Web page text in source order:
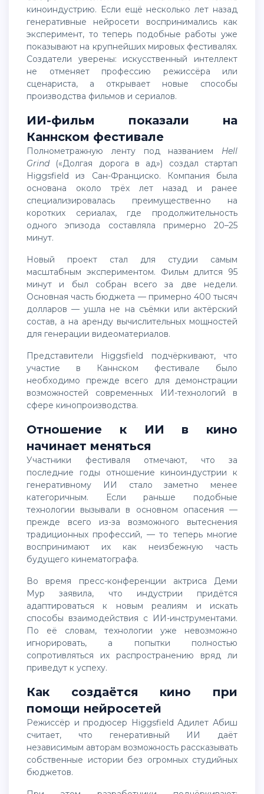
киноиндустрию. Если ещё несколько лет назад
генеративные нейросети воспринимались как
эксперимент, то теперь подобные работы уже
показывают на крупнейших мировых фестивалях.
Создатели уверены: искусственный интеллект
не отменяет профессию режиссёра или
сценариста, а открывает новые способы
производства фильмов и сериалов.
ИИ-фильм показали на
Каннском фестивале
Полнометражную ленту под названием Hell
Grind(«Долгая дорога в ад») создал стартап
Higgsfield из Сан-Франциско. Компания была
основана около трёх лет назад и ранее
специализировалась преимущественно на
коротких сериалах, где продолжительность
одного эпизода составляла примерно 20–25
минут.
Новый проект стал для студии самым
масштабным экспериментом. Фильм длится 95
минут и был собран всего за две недели.
Основная часть бюджета — примерно 400 тысяч
долларов — ушла не на съёмки или актёрский
состав, а на аренду вычислительных мощностей
для генерации видеоматериалов.
Представители Higgsfield подчёркивают, что
участие в Каннском фестивале было
необходимо прежде всего для демонстрации
возможностей современных ИИ-технологий в
сфере кинопроизводства.
Отношение к ИИ в кино
начинает меняться
Участники фестиваля отмечают, что за
последние годы отношение киноиндустрии к
генеративному ИИ стало заметно менее
категоричным. Если раньше подобные
технологии вызывали в основном опасения —
прежде всего из-за возможного вытеснения
традиционных профессий, — то теперь многие
воспринимают их как неизбежную часть
будущего кинематографа.
Во время пресс-конференции актриса Деми
Мур заявила, что индустрии придётся
адаптироваться к новым реалиям и искать
способы взаимодействия с ИИ-инструментами.
По её словам, технологии уже невозможно
игнорировать, а попытки полностью
сопротивляться их распространению вряд ли
приведут к успеху.
Как создаётся кино при
помощи нейросетей
Режиссёр и продюсер Higgsfield Адилет Абиш
считает, что генеративный ИИ даёт
независимым авторам возможность рассказывать
собственные истории без огромных студийных
бюджетов.